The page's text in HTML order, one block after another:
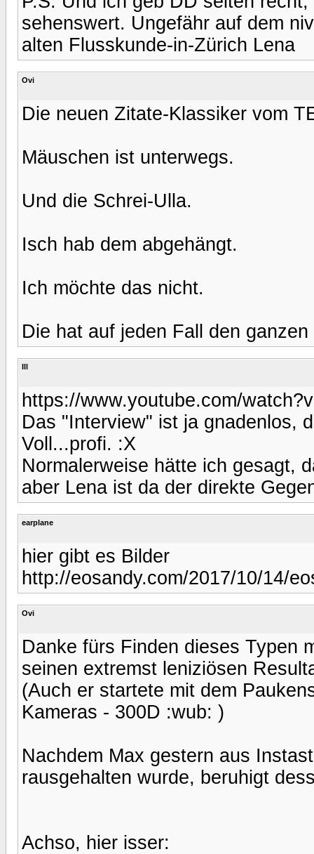
sehenswert. Ungefähr auf dem
alten Flusskunde-in-Zürich Lena
Ovi
Die neuen Zitate-Klassiker vom
Mäuschen ist unterwegs.
Und die Schrei-Ulla.
Isch hab dem abgehängt.
Ich möchte das nicht.
Die hat auf jeden Fall den
Ill
https://www.youtube.com/
Das "Interview" ist ja gnadenlos,
Voll...profi. :X
Normalerweise hätte ich gesagt,
aber Lena ist da der direkte
earplane
hier gibt es Bilder
http://eosandy.com/2017/10/14/
Ovi
Danke fürs Finden dieses Typen
seinen extremst leniziösen
(Auch er startete mit dem
Kameras - 300D :wub: )
Nachdem Max gestern aus
rausgehalten wurde, beruhigt
Achso, hier isser: